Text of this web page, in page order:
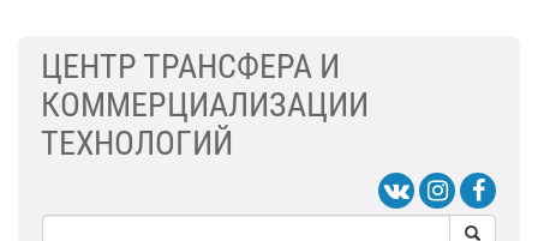
ЦЕНТР ТРАНСФЕРА И
КОММЕРЦИАЛИЗАЦИИ
ТЕХНОЛОГИЙ